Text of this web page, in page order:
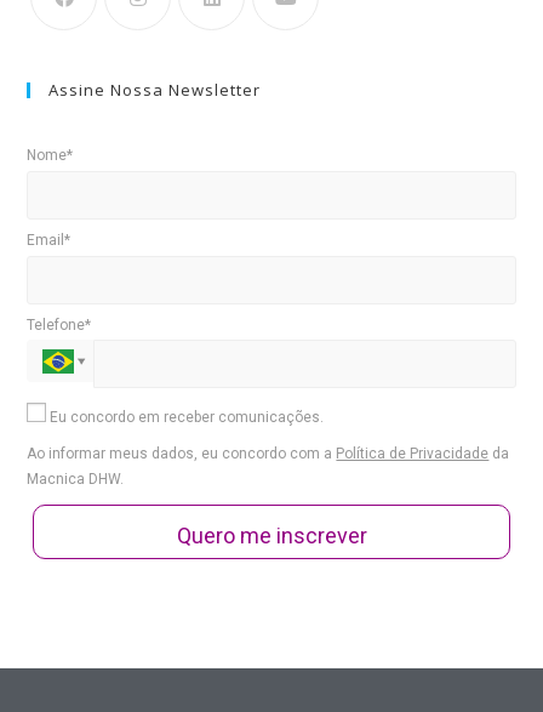
Assine Nossa Newsletter
Nome*
Email*
Telefone*
Eu concordo em receber comunicações.
Ao informar meus dados, eu concordo com a Política de Privacidade da
Macnica DHW.
Quero me inscrever